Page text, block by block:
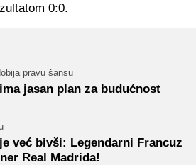
0:0.
pravu šansu
jasan plan za budućnost
već bivši: Legendarni Francuz
Real Madrida!